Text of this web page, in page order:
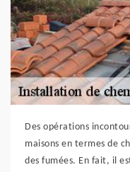
Des opérations
maisons en termes de
des fumées. En fait, il